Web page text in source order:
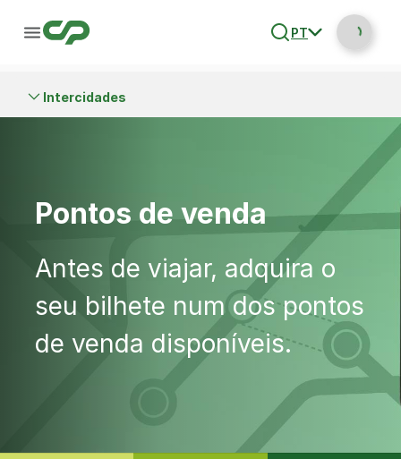
PT
Intercidades
Pontos de venda
Antes de viajar, adquira o
seu bilhete num dos pontos
de venda disponíveis.